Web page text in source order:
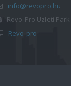
info@revopro.hu
Revo-Pro Üzleti Park
Revo-pro